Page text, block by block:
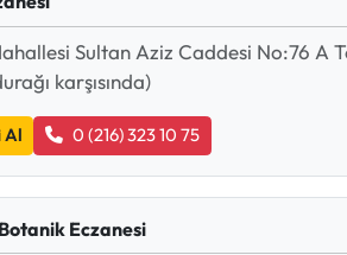
Sultan Aziz Caddesi No:76 A
karşısında)
Al 0 (216) 323 10 75
Eczanesi